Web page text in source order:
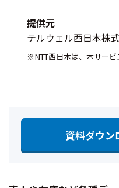
提供元
テルウェル西日本株
NTT西日本は、本サービ
資料ダウン